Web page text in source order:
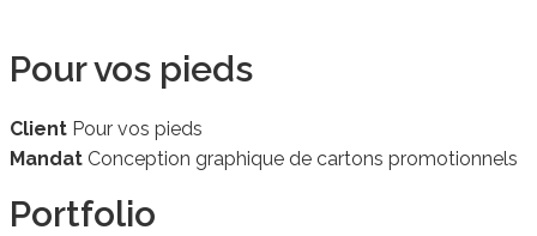
Pour vos pieds
Client Pour vos pieds
Mandat Conception graphique de cartons promotionnels
Portfolio